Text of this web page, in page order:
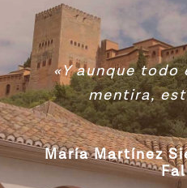
«Y aunque
mentira,
María Martínez